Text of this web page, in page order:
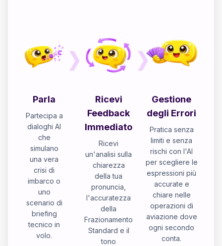
Parla
Partecipa a
dialoghi AI
che
simulano
una vera
crisi di
imbarco o
uno
scenario di
briefing
tecnico in
volo.
Ricevi
Feedback
Immediato
Ricevi
un'analisi sulla
chiarezza
della tua
pronuncia,
l'accuratezza
della
Frazionamento
Standard e il
tono
Gestione
degli Errori
Pratica senza
limiti e senza
rischi con l'AI
per scegliere le
espressioni più
accurate e
chiare nelle
operazioni di
aviazione dove
ogni secondo
conta.